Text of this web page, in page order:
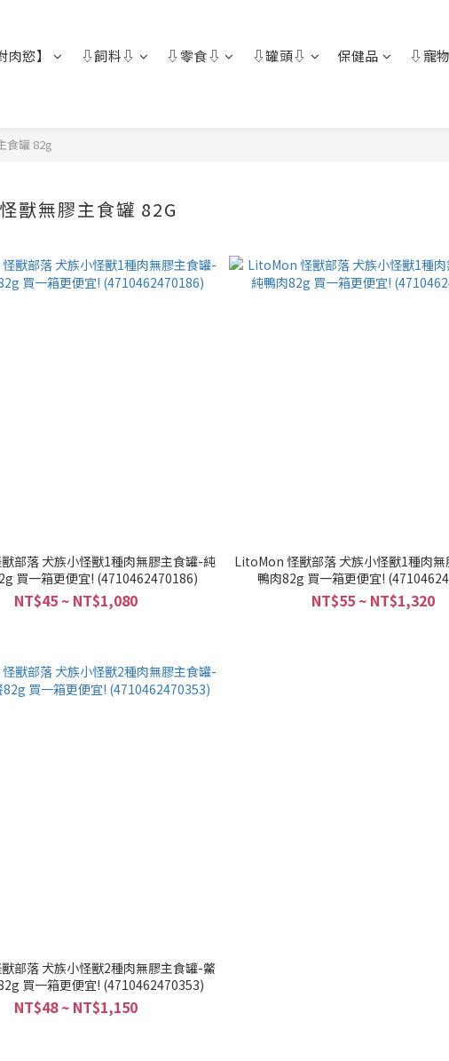
肉慾】 ⇩飼料⇩ ⇩零食⇩ ⇩罐頭⇩ 保健品
⇩寵
食罐 82g
獸無膠主食罐 82G
部落 犬族小怪獸1種肉無膠主食罐-純
買一箱更便宜! (4710462470186)
NT$45 ~ NT$1,080
LitoMon 怪獸部落 犬族小怪獸1種肉
鴨肉82g 買一箱更便宜!
NT$55 ~ NT$1,320
部落 犬族小怪獸2種肉無膠主食罐-鱉
買一箱更便宜! (4710462470353)
NT$48 ~ NT$1,150